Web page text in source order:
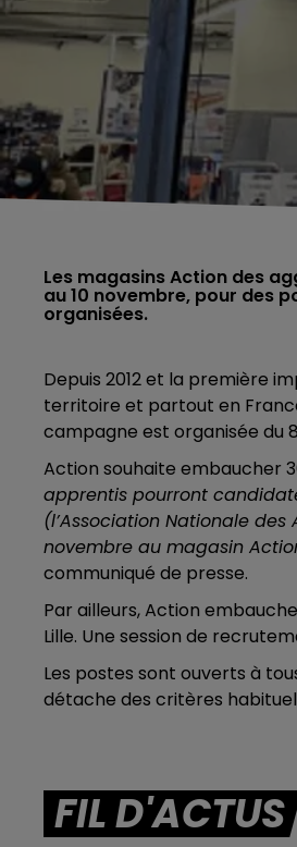
8h00 - 10h00
RDL WEEK-END
Les magasins Action des
au 10 novembre, pour des
organisées.
Depuis 2012 et la première
territoire et partout en
campagne est organisée du 8
Action souhaite embaucher
apprentis pourront
(l’Association Nationale des
novembre au magasin
communiqué de presse.
Par ailleurs, Action
Lille. Une session de
Les postes sont ouverts à
détache des critères
FIL D'ACTUS